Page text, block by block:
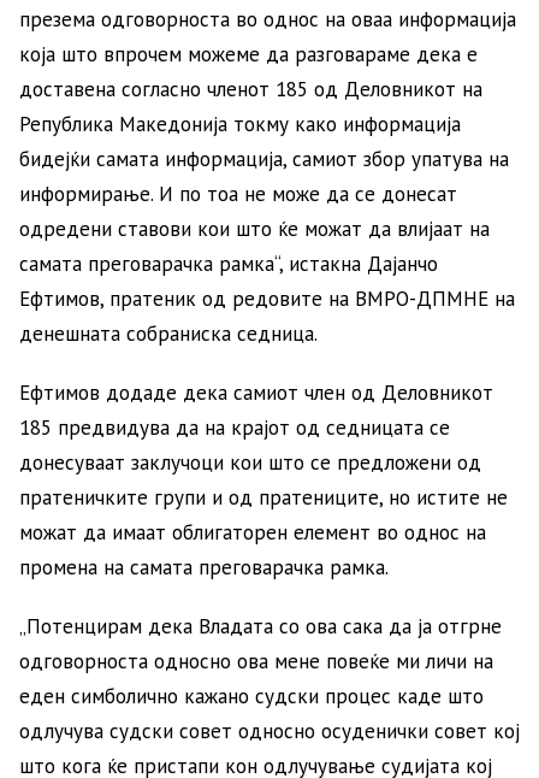
презема одговорноста во однос на оваа информација
која што впрочем можеме да разговараме дека е
доставена согласно членот 185 од Деловникот на
Република Македонија токму како информација
бидејќи самата информација, самиот збор упатува на
информирање. И по тоа не може да се донесат
одредени ставови кои што ќе можат да влијаат на
самата преговарачка рамка“, истакна Дајанчо
Ефтимов, пратеник од редовите на ВМРО-ДПМНЕ на
денешната собраниска седница.
Ефтимов додаде дека самиот член од Деловникот
185 предвидува да на крајот од седницата се
донесуваат заклучоци кои што се предложени од
пратеничките групи и од пратениците, но истите не
можат да имаат облигаторен елемент во однос на
промена на самата преговарачка рамка.
„Потенцирам дека Владата со ова сака да ја отгрне
одговорноста односно ова мене повеќе ми личи на
еден симболично кажано судски процес каде што
одлучува судски совет односно осуденички совет кој
што кога ќе пристапи кон одлучување судијата кој